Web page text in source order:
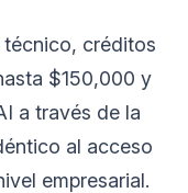
créditos
$150,000 y
a través de la
al acceso
empresarial.